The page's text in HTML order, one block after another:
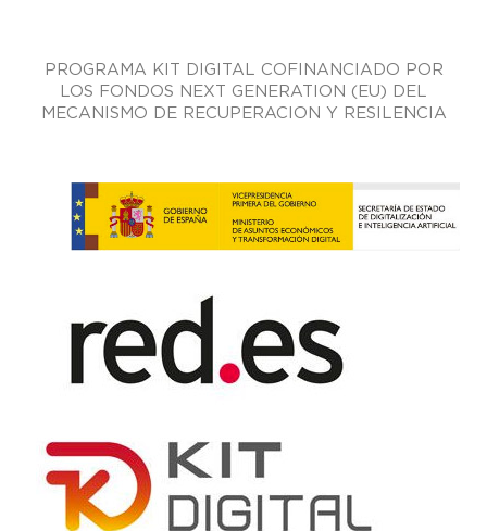
PROGRAMA KIT DIGITAL COFINANCIADO POR
LOS FONDOS NEXT GENERATION (EU) DEL
MECANISMO DE RECUPERACION Y RESILENCIA